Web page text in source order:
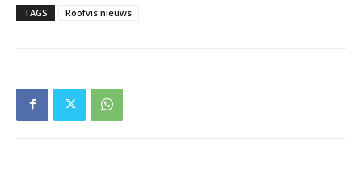
TAGS Roofvis nieuws